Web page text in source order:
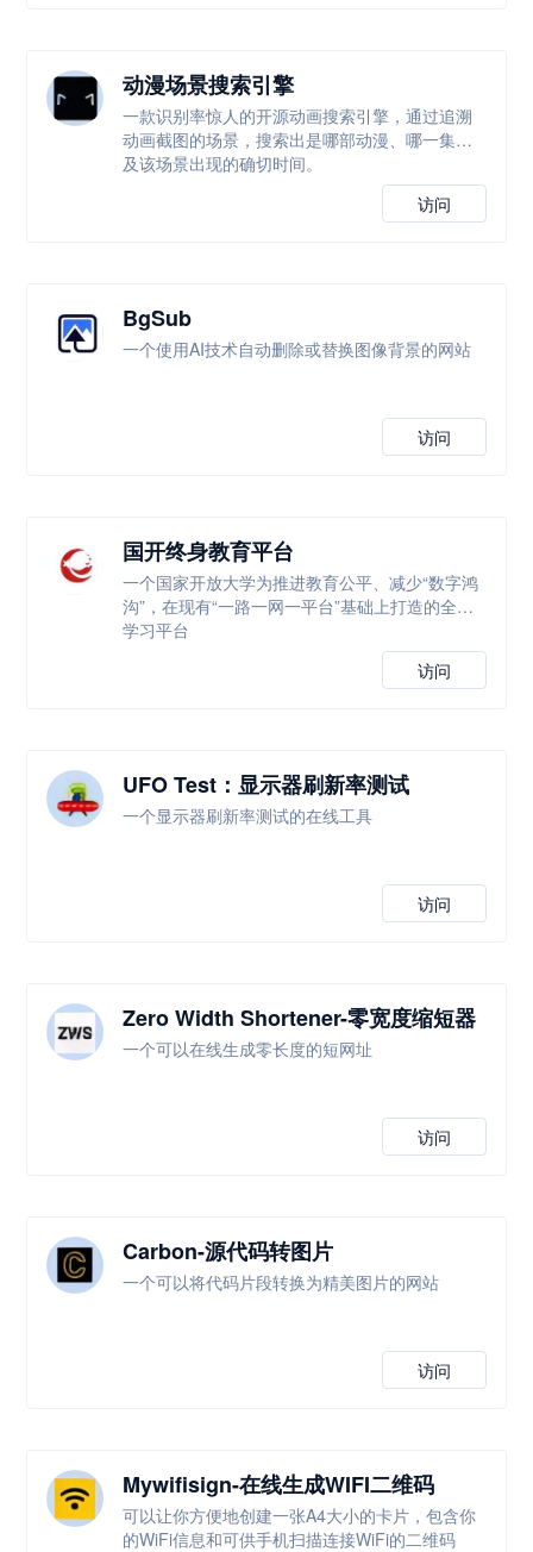
动漫场景搜索引擎
一款识别率惊人的开源动画搜索引擎，通过追溯
动画截图的场景，搜索出是哪部动漫、哪一集以
及该场景出现的确切时间。
访问
BgSub
一个使用AI技术自动删除或替换图像背景的网站
访问
国开终身教育平台
一个国家开放大学为推进教育公平、减少“数字鸿
沟”，在现有“一路一网一平台”基础上打造的全新
学习平台
访问
UFO Test：显示器刷新率测试
一个显示器刷新率测试的在线工具
访问
Zero Width Shortener-零宽度缩短器
一个可以在线生成零长度的短网址
访问
Carbon-源代码转图片
一个可以将代码片段转换为精美图片的网站
访问
Mywifisign-在线生成WIFI二维码
可以让你方便地创建一张A4大小的卡片，包含你
的WiFi信息和可供手机扫描连接WiFi的二维码